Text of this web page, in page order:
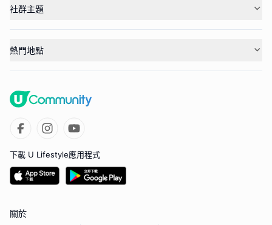
社群主題
熱門地點
下載 U Lifestyle應用程式
關於